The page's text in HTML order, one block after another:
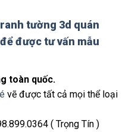
tường 3d quán
được tư vấn mẫu
toàn quốc.
vẽ được tất cả mọi thể loại
( Trọng Tín )